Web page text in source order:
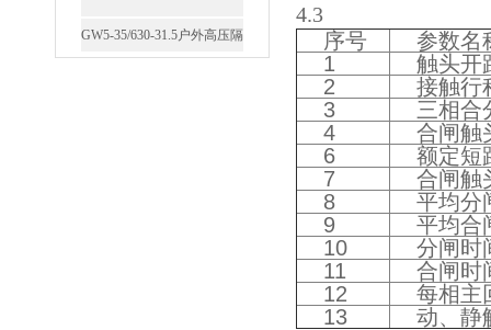
GW5-35/630-31.5户外高压隔
4.3
序号
参数名
1
触头开
2
接触行
3
三相合
4
合闸触
6
额定短
7
合闸触
8
平均分
9
平均合
10
分闸时
11
合闸时
12
每相主
13
动、静